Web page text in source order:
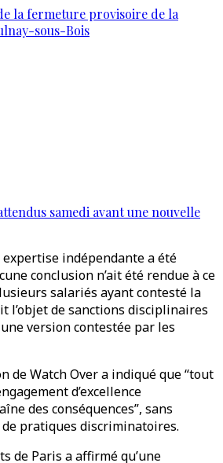
la fermeture provisoire de la
sous-Bois
samedi avant une nouvelle
indépendante a été
conclusion n’ait été rendue à ce
salariés ayant contesté la
l’objet de sanctions disciplinaires
version contestée par les
de Watch Over a indiqué que “tout
d’excellence
des conséquences”, sans
de pratiques discriminatoires.
de Paris a affirmé qu’une